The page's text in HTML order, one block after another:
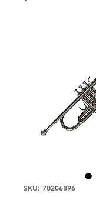
SKU: 70206896